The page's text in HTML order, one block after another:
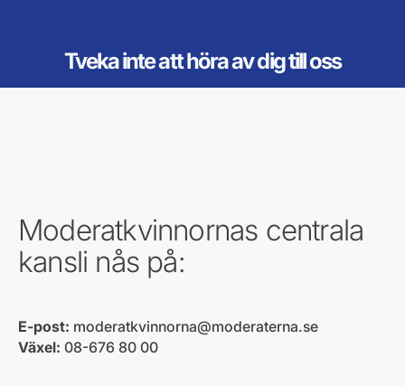
Tveka inte att höra av dig till oss
Moderatkvinnornas centrala
kansli nås på:
E-post: moderatkvinnorna@moderaterna.se
Växel: 08-676 80 00